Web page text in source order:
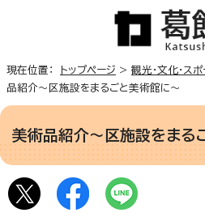
現在位置： トップページ > 観光・文化・スポ
品紹介～区施設をまるごと美術館に～
美術品紹介～区施設をまる